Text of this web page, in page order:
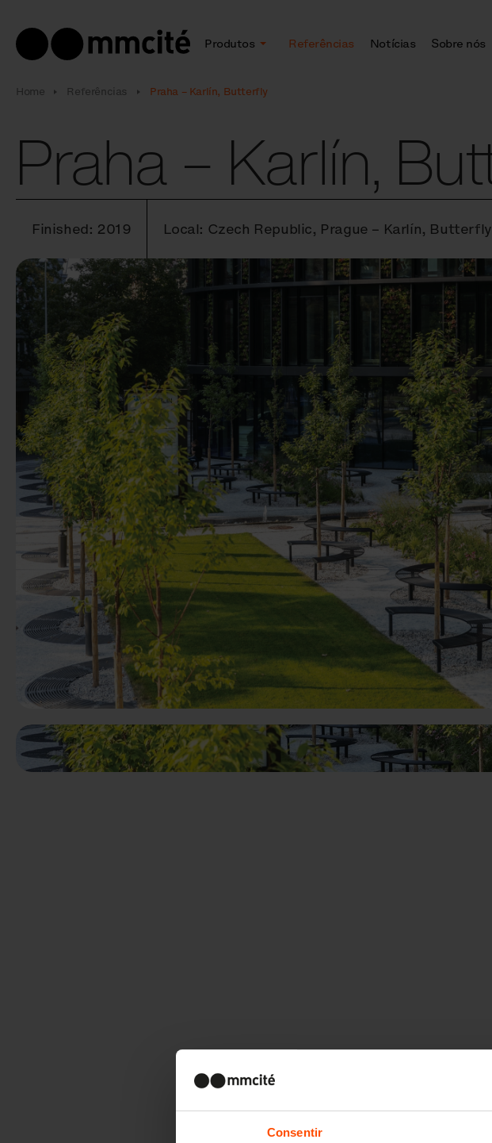
Consentir
Produtos Referências Notícias Sobre nós
Home Referências Praha – Karlín, Butterfly
Praha – Karlín,
Finished: 2019 Local: Czech Republic, Prague – Karlín, Butterfly
Anterior